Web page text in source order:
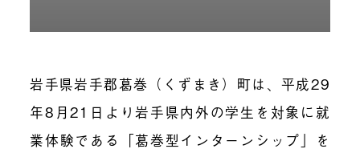
岩手県岩手郡葛巻（くずまき）町は、平成29
年8月21日より岩手県内外の学生を対象に就
業体験である「葛巻型インターンシップ」を